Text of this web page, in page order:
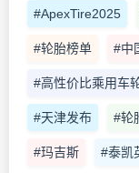
#ApexTire2025
#轮胎榜单 #中
#高性价比乘用车
#天津发布 #轮
#玛吉斯 #泰凯